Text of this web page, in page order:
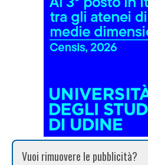
Vuoi rimuovere le pubblicità?